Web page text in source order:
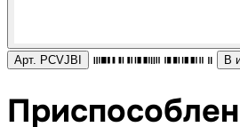
Арт. PCVJBI В